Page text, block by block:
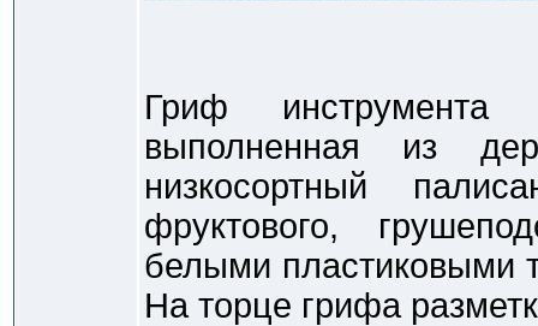
Гриф инструмента
выполненная из
низкосортный
фруктового,
белыми пластиковыми
На торце грифа